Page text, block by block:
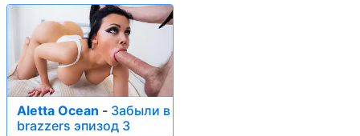
Aletta Ocean - Забыли в
brazzers эпизод 3